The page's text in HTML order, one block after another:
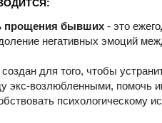
прощения бывших - это
негативных эмоций
для того, чтобы
экс-возлюбленными, помочь
психологическому